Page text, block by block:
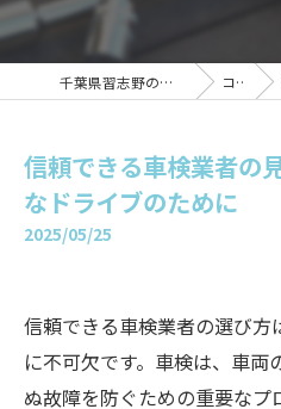
千葉県習志野の車検は勝自動車販売 コラム
信頼できる車検業者の
なドライブのために
2025/05/25
信頼できる車検業者の選び
に不可欠です。車検は、車両
ぬ故障を防ぐための重要なプ